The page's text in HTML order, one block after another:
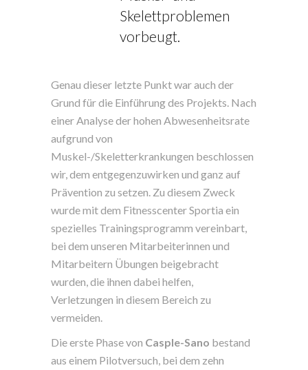
Skelettproblemen
vorbeugt.
Genau dieser letzte Punkt war auch der
Grund für die Einführung des Projekts. Nach
einer Analyse der hohen Abwesenheitsrate
aufgrund von
Muskel-/Skeletterkrankungen beschlossen
wir, dem entgegenzuwirken und ganz auf
Prävention zu setzen. Zu diesem Zweck
wurde mit dem Fitnesscenter Sportia ein
spezielles Trainingsprogramm vereinbart,
bei dem unseren Mitarbeiterinnen und
Mitarbeitern Übungen beigebracht
wurden, die ihnen dabei helfen,
Verletzungen in diesem Bereich zu
vermeiden.
Die erste Phase von Casple-Sano bestand
aus einem Pilotversuch, bei dem zehn